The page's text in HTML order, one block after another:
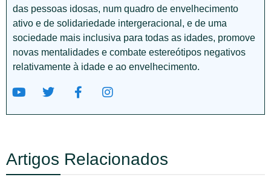
das pessoas idosas, num quadro de envelhecimento
ativo e de solidariedade intergeracional, e de uma
sociedade mais inclusiva para todas as idades, promove
novas mentalidades e combate estereótipos negativos
relativamente à idade e ao envelhecimento.
Artigos Relacionados